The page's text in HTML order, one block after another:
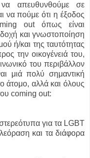
να απευθυνθούμε σε
να πούμε ότι η έξοδος
out όπως είναι
και γνωστοποίηση
ή/και της ταυτότητας
την οικογένειά του,
του περιβάλλον
μιά πολύ σημαντική
άτομο, αλλά και όλους
coming out:
για τα LGBT
και τα διάφορα